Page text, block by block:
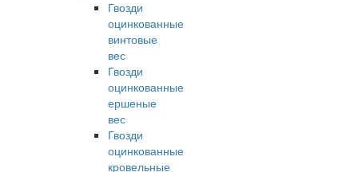
Гвозди
оцинкованные
винтовые
вес
Гвозди
оцинкованные
ершеные
вес
Гвозди
оцинкованные
кровельные